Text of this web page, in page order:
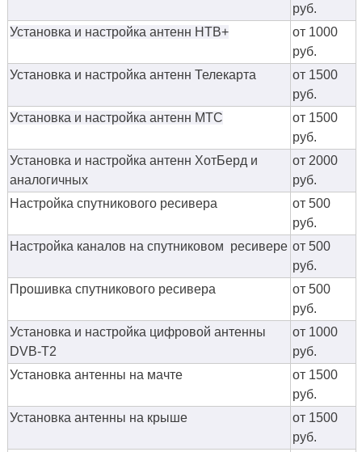
руб.
Установка и настройка антенн НТВ+
от 1000
руб.
Установка и настройка антенн Телекарта
от 1500
руб.
Установка и настройка антенн МТС
от 1500
руб.
Установка и настройка антенн ХотБерд и
аналогичных
от 2000
руб.
Настройка спутникового ресивера
от 500
руб.
Настройка каналов на спутниковом ресивере от 500
руб.
Прошивка спутникового ресивера
от 500
руб.
Установка и настройка цифровой антенны
DVB-T2
от 1000
руб.
Установка антенны на мачте
от 1500
руб.
Установка антенны на крыше
от 1500
руб.